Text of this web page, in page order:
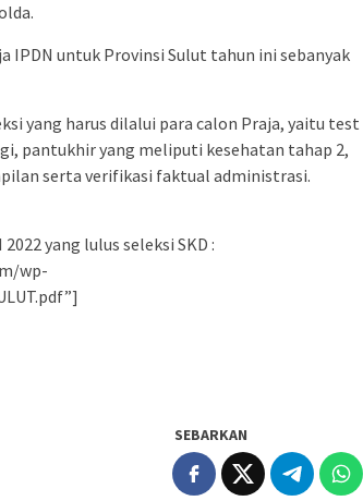
IPDN untuk Provinsi Sulut tahun ini sebanyak
yang harus dilalui para calon Praja, yaitu test
pantukhir yang meliputi kesehatan tahap 2,
serta verifikasi faktual administrasi.
yang lulus seleksi SKD :
wp-
SEBARKAN